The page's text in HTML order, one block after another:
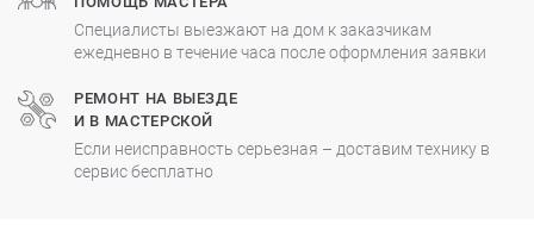
Специалисты выезжают на дом к заказчикам
ежедневно в течение часа после оформления заявки
РЕМОНТ НА ВЫЕЗДЕ
И В МАСТЕРСКОЙ
Если неисправность серьезная – доставим технику в
сервис бесплатно